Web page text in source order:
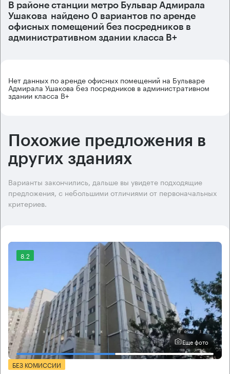
В районе станции метро Бульвар Адмирала
Ушакова найдено 0 вариантов по аренде
офисных помещений без посредников в
административном здании класса B+
Нет данных по аренде офисных помещений на Бульваре
Адмирала Ушакова без посредников в административном
здании класса B+
Похожие предложения в
других зданиях
Варианты закончились, дальше вы увидете подходящие
предложения, с небольшими отличиями от первоначальных
критериев.
8.2
Еще фото
БЕЗ КОМИССИИ